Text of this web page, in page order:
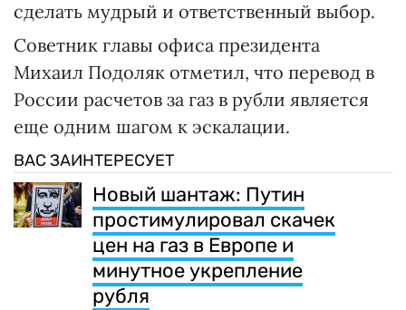
сделать мудрый и ответственный выбор.
Советник главы офиса президента
Михаил Подоляк отметил, что перевод в
России расчетов за газ в рубли является
еще одним шагом к эскалации.
ВАС ЗАИНТЕРЕСУЕТ
Новый шантаж: Путин
простимулировал скачек
цен на газ в Европе и
минутное укрепление
рубля